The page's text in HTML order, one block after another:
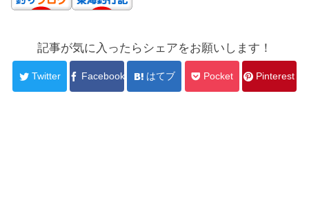
記事が気に入ったらシェアをお願いします！
Twitter Facebook はてブ Pocket Pinterest